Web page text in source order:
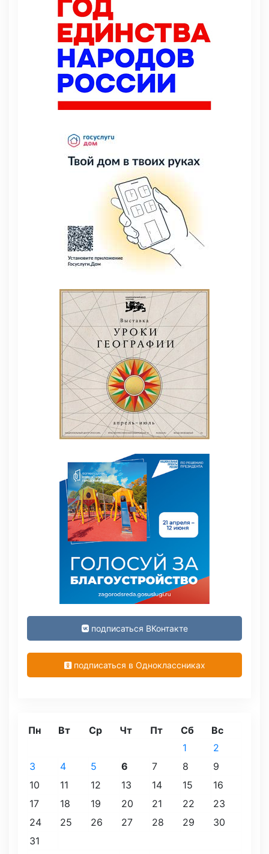
подписаться ВКонтакте
подписаться в Одноклассниках
Пн Вт Ср Чт Пт Сб Вс
1
2
3
4 5 6 7 8
9
10
11 12 13 14 15
16
17
18 19 20 21 22
23
24
25 26 27 28 29
30
31